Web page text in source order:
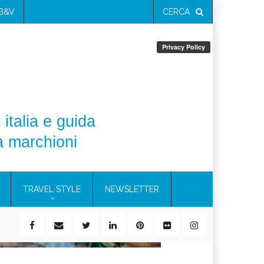
CERCA
italia e guida
marchioni
TRAVEL STYLE NEWSLETTER